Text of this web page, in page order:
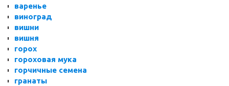
варенье
виноград
вишни
вишня
горох
гороховая мука
горчичные семена
гранаты